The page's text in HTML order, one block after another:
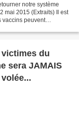
notre système
mai 2015 (Extraits) Il est
vaccins peuvent
du
sera JAMAIS